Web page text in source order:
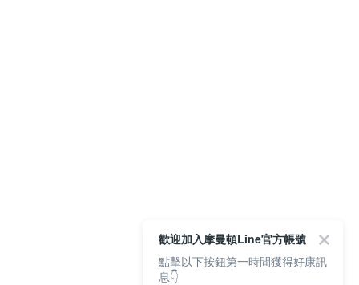
歡迎加入摩曼頓Line官方帳號
點擊以下按鈕第一時間獲得好康訊
息👇